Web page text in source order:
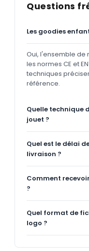
Questions
Les goodies
Oui, l'ensemble
les normes CE et
techniques
référence.
Quelle technique
jouet ?
Quel est le délai
livraison ?
Comment
?
Quel format de
logo ?